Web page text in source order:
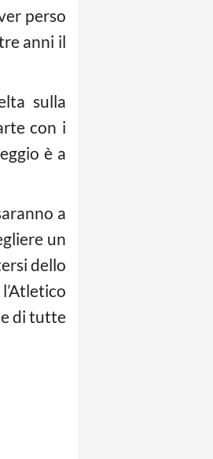
perso
anni il
sulla
con i
è a
a
un
dello
di tutte